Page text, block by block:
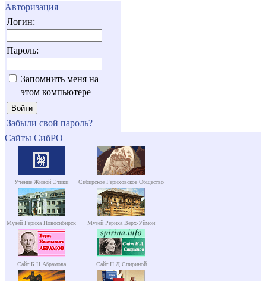
Авторизация
Логин:
Пароль:
Запомнить меня на
этом компьютере
Забыли свой пароль?
Сайты СибРО
Учение Живой Этики Сибирское Рериховское Общество
Музей Рериха Новосибирск Музей Рериха Верх-Уймон
Сайт Б.Н.Абрамова Сайт Н.Д.Спириной